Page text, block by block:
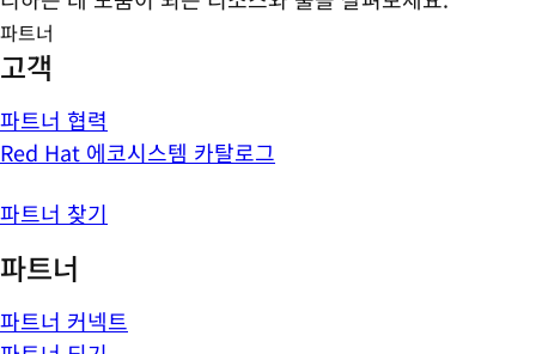
파트너
고객
파트너 협력
Red Hat 에코시스템 카탈로그
파트너 찾기
파트너
파트너 커넥트